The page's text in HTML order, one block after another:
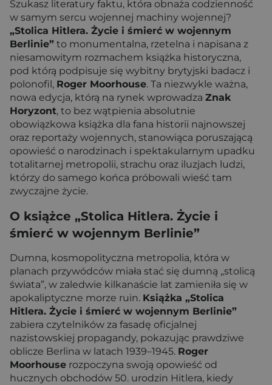
Szukasz literatury faktu, która obnaża codzienność
w samym sercu wojennej machiny wojennej?
„Stolica Hitlera. Życie i śmierć w wojennym
Berlinie” to monumentalna, rzetelna i napisana z
niesamowitym rozmachem książka historyczna,
pod którą podpisuje się wybitny brytyjski badacz i
polonofil, Roger Moorhouse. Ta niezwykle ważna,
nowa edycja, którą na rynek wprowadza Znak
Horyzont, to bez wątpienia absolutnie
obowiązkowa książka dla fana historii najnowszej
oraz reportaży wojennych, stanowiąca poruszającą
opowieść o narodzinach i spektakularnym upadku
totalitarnej metropolii, strachu oraz iluzjach ludzi,
którzy do samego końca próbowali wieść tam
zwyczajne życie.
O książce „Stolica Hitlera. Życie i
śmierć w wojennym Berlinie”
Dumna, kosmopolityczna metropolia, która w
planach przywódców miała stać się dumną „stolicą
świata”, w zaledwie kilkanaście lat zamieniła się w
apokaliptyczne morze ruin. Książka „Stolica
Hitlera. Życie i śmierć w wojennym Berlinie”
zabiera czytelników za fasadę oficjalnej
nazistowskiej propagandy, pokazując prawdziwe
oblicze Berlina w latach 1939–1945. Roger
Moorhouse rozpoczyna swoją opowieść od
hucznych obchodów 50. urodzin Hitlera, kiedy